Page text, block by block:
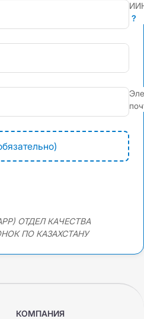
?
ОТДЕЛ КАЧЕСТВА
ПО КАЗАХСТАНУ
КОМПАНИЯ